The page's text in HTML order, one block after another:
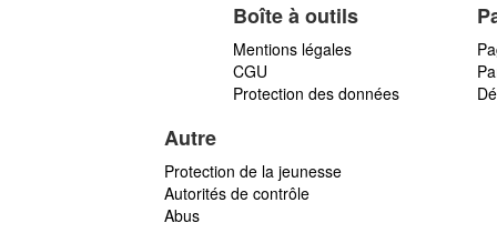
Boîte à outils
Mentions légales
CGU
Protection des données
Autre
Protection de la jeunesse
Autorités de contrôle
Abus